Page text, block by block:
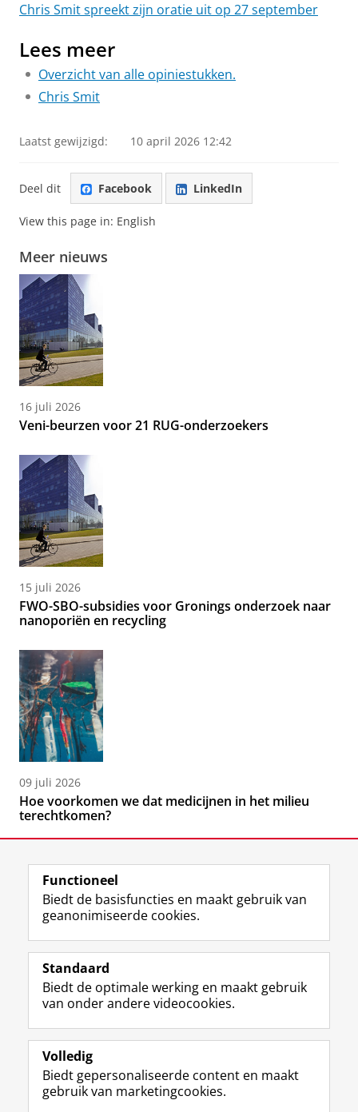
Chris Smit spreekt zijn oratie uit op 27 september
Lees meer
Overzicht van alle opiniestukken.
Chris Smit
Laatst gewijzigd: 10 april 2026 12:42
Deel dit Facebook LinkedIn
View this page in: English
Meer nieuws
16 juli 2026
Veni-beurzen voor 21 RUG-onderzoekers
15 juli 2026
FWO-SBO-subsidies voor Gronings onderzoek naar
nanoporiën en recycling
09 juli 2026
Hoe voorkomen we dat medicijnen in het milieu
terechtkomen?
Volg de RUG
F
a
e
b
o
p
a
L
i
k
e
I
-
p
R
S
-
f
e
R
I
n
t
r
m
Y
o
T
e
k
Studiekiezers
Alumni
Over ons
Functioneel
Biedt de basisfuncties en maakt gebruik van
geanonimiseerde cookies.
Standaard
Biedt de optimale werking en maakt gebruik
van onder andere videocookies.
Volledig
Biedt gepersonaliseerde content en maakt
gebruik van marketingcookies.